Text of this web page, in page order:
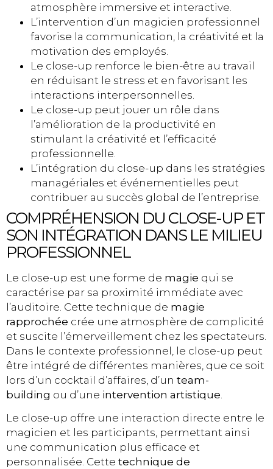
atmosphère immersive et interactive.
L’intervention d’un magicien professionnel
favorise la communication, la créativité et la
motivation des employés.
Le close-up renforce le bien-être au travail
en réduisant le stress et en favorisant les
interactions interpersonnelles.
Le close-up peut jouer un rôle dans
l’amélioration de la productivité en
stimulant la créativité et l’efficacité
professionnelle.
L’intégration du close-up dans les stratégies
managériales et événementielles peut
contribuer au succès global de l’entreprise.
COMPRÉHENSION DU CLOSE-UP ET
SON INTÉGRATION DANS LE MILIEU
PROFESSIONNEL
Le close-up est une forme de magie qui se
caractérise par sa proximité immédiate avec
l’auditoire. Cette technique de magie
rapprochée crée une atmosphère de complicité
et suscite l’émerveillement chez les spectateurs.
Dans le contexte professionnel, le close-up peut
être intégré de différentes manières, que ce soit
lors d’un cocktail d’affaires, d’un team-
building ou d’une intervention artistique
Le close-up offre une interaction directe entre le
magicien et les participants, permettant ainsi
une communication plus efficace et
personnalisée. Cette technique de